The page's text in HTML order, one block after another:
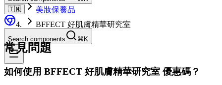
🇹🇼
Search components ⌘K
美妝保養品
BFFECT 好肌膚精華研究室
常見問題
如何使用 BFFECT 好肌膚精華研究室 優惠碼？